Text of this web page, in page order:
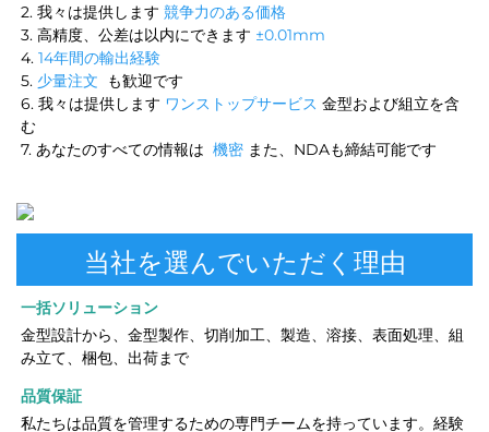
2. 我々は提供します 競争力のある価格
3. 高精度、公差は以内にできます ±0.01mm
4. 14年間の輸出経験
5. 少量注文
も歓迎です
6. 我々は提供します ワンストップサービス 金型および組立を含
む
7. あなたのすべての情報は 機密 また、NDAも締結可能です
当社を選んでいただく理由
一括ソリューション
金型設計から、金型製作、切削加工、製造、溶接、表面処理、組
み立て、梱包、出荷まで
品質保証
私たちは品質を管理するための専門チームを持っています。経験